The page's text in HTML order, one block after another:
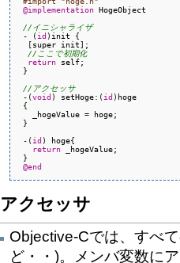
@implementation HogeObject
//イニシャライザ
-
(id ) init {
[super init] ;
//ここで初期化
return self;
}
//アクセッサ
- (void ) setHoge: (id ) hoge
{
   _hogeValue
= hoge;
}
- (id ) hoge{
return _hogeValue;
}
@end
アクセッサ
Objective-Cでは、すべ
ど・・)。メンバ変数に